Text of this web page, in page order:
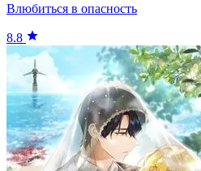
Влюбиться в опасность
8.8